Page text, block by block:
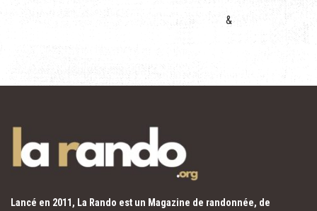
&
Lancé en 2011, La Rando est un Magazine de randonnée, de